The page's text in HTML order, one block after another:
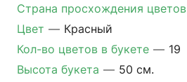
Страна просхождения цветов
Цвет — Красный
Кол-во цветов в букете — 19
Высота букета — 50 см.